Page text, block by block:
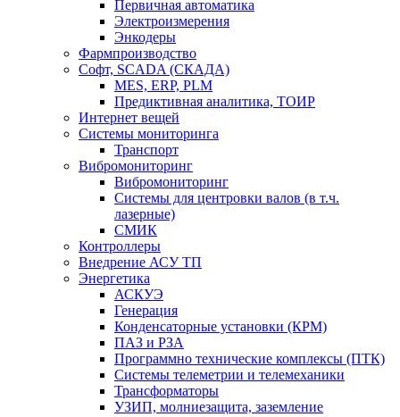
Первичная автоматика
Электроизмерения
Энкодеры
Фармпроизводство
Софт, SCADA (СКАДА)
MES, ERP, PLM
Предиктивная аналитика, ТОИР
Интернет вещей
Системы мониторинга
Транспорт
Вибромониторинг
Вибромониторинг
Системы для центровки валов (в т.ч.
лазерные)
СМИК
Контроллеры
Внедрение АСУ ТП
Энергетика
АСКУЭ
Генерация
Конденсаторные установки (КРМ)
ПАЗ и РЗА
Программно технические комплексы (ПТК)
Системы телеметрии и телемеханики
Трансформаторы
УЗИП, молниезащита, заземление